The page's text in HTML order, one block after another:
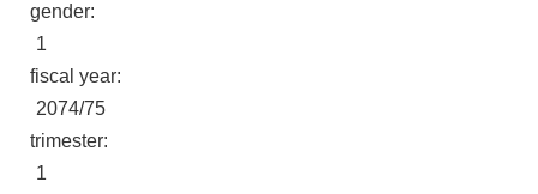
gender:
1
fiscal year:
2074/75
trimester:
1